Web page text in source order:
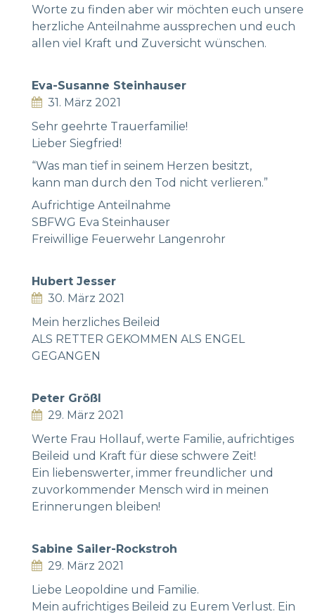
Worte zu finden aber wir möchten euch unsere
herzliche Anteilnahme aussprechen und euch
allen viel Kraft und Zuversicht wünschen.
Eva-Susanne Steinhauser
31. März 2021
Sehr geehrte Trauerfamilie!
Lieber Siegfried!
“Was man tief in seinem Herzen besitzt,
kann man durch den Tod nicht verlieren.”
Aufrichtige Anteilnahme
SBFWG Eva Steinhauser
Freiwillige Feuerwehr Langenrohr
Hubert Jesser
30. März 2021
Mein herzliches Beileid
ALS RETTER GEKOMMEN ALS ENGEL
GEGANGEN
Peter Größl
29. März 2021
Werte Frau Hollauf, werte Familie, aufrichtiges
Beileid und Kraft für diese schwere Zeit!
Ein liebenswerter, immer freundlicher und
zuvorkommender Mensch wird in meinen
Erinnerungen bleiben!
Sabine Sailer-Rockstroh
29. März 2021
Liebe Leopoldine und Familie.
Mein aufrichtiges Beileid zu Eurem Verlust. Ein